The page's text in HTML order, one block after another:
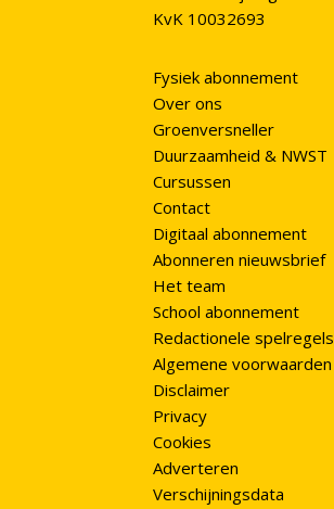
KvK 10032693
Fysiek abonnement
Over ons
Groenversneller
Duurzaamheid & NWST
Cursussen
Contact
Digitaal abonnement
Abonneren nieuwsbrief
Het team
School abonnement
Redactionele spelregels
Algemene voorwaarden
Disclaimer
Privacy
Cookies
Adverteren
Verschijningsdata